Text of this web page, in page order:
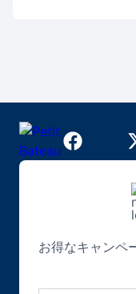
お得なキャンペ